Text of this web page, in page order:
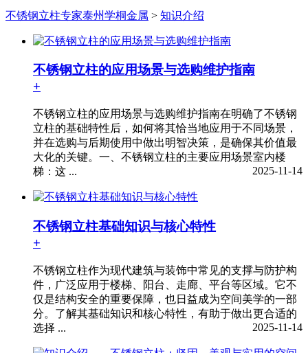
不锈钢立柱专家泰州学桐金属 > 知识介绍
不锈钢立柱的应用场景与选购维护指南
+
不锈钢立柱的应用场景与选购维护指南在明确了不锈钢
立柱的基础特性后，如何将其恰当地应用于不同场景，
并在选购与后期使用中做出明智决策，是确保其价值最
大化的关键。一、不锈钢立柱的主要应用场景室内楼
梯：这 ...
2025-11-14
不锈钢立柱基础知识与核心特性
+
不锈钢立柱作为现代建筑与装饰中常见的支撑与防护构
件，广泛应用于楼梯、阳台、走廊、平台等区域。它不
仅是结构安全的重要保障，也日益成为空间美学的一部
分。了解其基础知识和核心特性，有助于做出更合适的
选择 ...
2025-11-14